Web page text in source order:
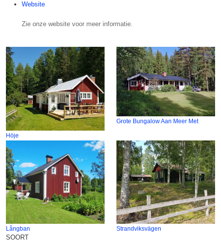
Website
Zie onze website voor meer informatie.
Höje
Grote Bungalow Aan Meer Met
Långban Strandviksvägen
SOORT